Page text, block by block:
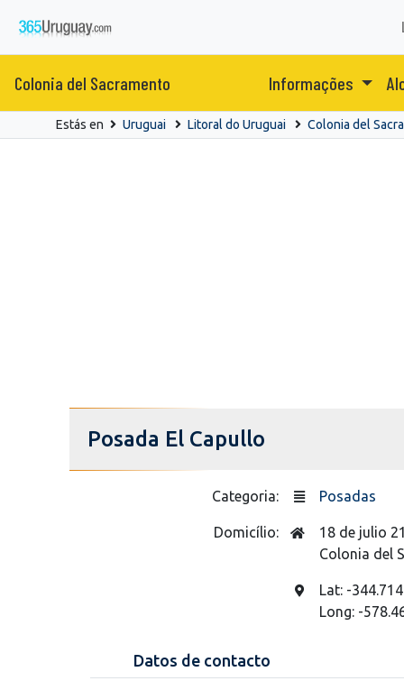
Colonia del Sacramento Informações
Estás en Uruguai Litoral do Uruguai Colonia del
Posada El Capullo
Categoria: Posadas
Domicílio:
18 de julio
Colonia del
Lat: -
Long: -
Datos de contacto